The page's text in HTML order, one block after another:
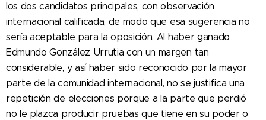
los dos candidatos principales, con observación
internacional calificada, de modo que esa sugerencia no
sería aceptable para la oposición. Al haber ganado
Edmundo González Urrutia con un margen tan
considerable, y así haber sido reconocido por la mayor
parte de la comunidad internacional, no se justifica una
repetición de elecciones porque a la parte que perdió
no le plazca producir pruebas que tiene en su poder o